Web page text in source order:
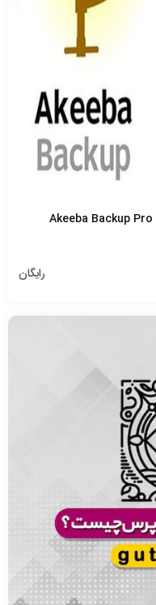
رایگان